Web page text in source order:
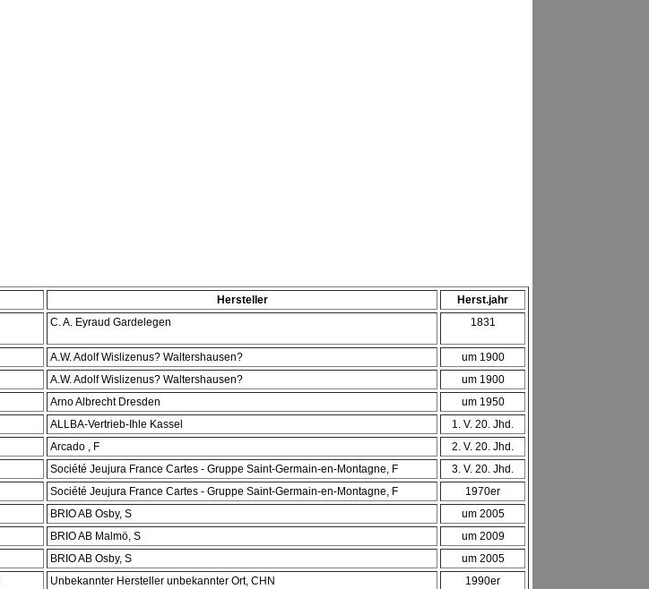
Hersteller
Herst.jahr
C. A. Eyraud Gardelegen 1831
A.W. Adolf Wislizenus? Waltershausen?
um 1900
A.W. Adolf Wislizenus? Waltershausen?
um 1900
Arno Albrecht Dresden
um 1950
ALLBA-Vertrieb-Ihle Kassel
1. V. 20. Jhd.
Arcado , F
2. V. 20. Jhd.
Société Jeujura France Cartes - Gruppe Saint-Germain-en-Montagne, F
3. V. 20. Jhd.
Société Jeujura France Cartes - Gruppe Saint-Germain-en-Montagne, F
1970er
BRIO AB Osby, S
um 2005
BRIO AB Malmö, S
um 2009
BRIO AB Osby, S
um 2005
Unbekannter Hersteller unbekannter Ort, CHN
1990er